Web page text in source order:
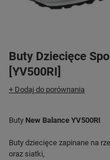
Buty Dziecięce
[YV500RI]
+ Dodaj do porównania
Buty New Balance YV500RI
Buty dziecięce zapinane na
oraz siatki,